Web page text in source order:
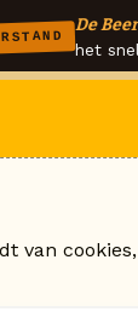
De
het
van